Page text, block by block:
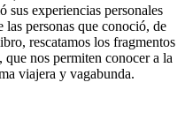
sus experiencias personales
personas que conoció, de
rescatamos los fragmentos
nos permiten conocer a la
viajera y vagabunda.